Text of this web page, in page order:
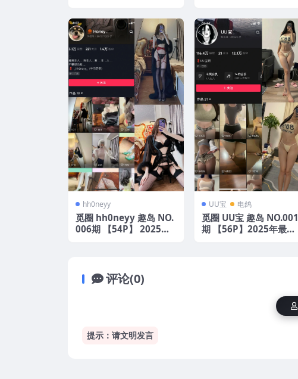
hh0neyy
觅圈 hh0neyy 趣岛 NO.
006期 【54P】 2025年
UU宝 电鸽
觅圈 UU宝 趣岛 NO.001
期 【56P】2025年最新
评论(0)
提示：请文明发言